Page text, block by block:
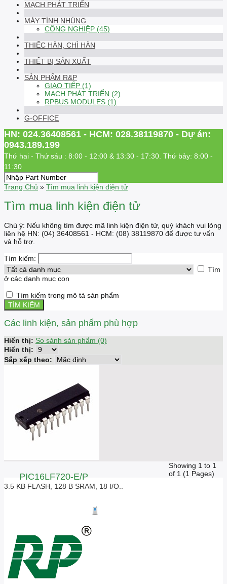
MẠCH PHÁT TRIỂN
MÁY TÍNH NHÚNG
CÔNG NGHIỆP (45)
THIẾC HÀN, CHÌ HÀN
THIẾT BỊ SẢN XUẤT
SẢN PHẨM R&P
GIAO TIẾP (1)
MẠCH PHÁT TRIỂN (2)
RPBUS MODULES (1)
G-OFFICE
HN: 024.36408561 - HCM: 028.38119870 - Dự án:
0943.189.199
Thứ hai - Thứ sáu : 8:00 - 12:00 & 13:30 - 17:30. Thứ bảy: 8:00 -
11:30
Trang Chủ » Tìm mua linh kiện điện tử
Tìm mua linh kiện điện tử
Chú ý: Nếu không tìm được mã linh kiện điện tử, quý khách vui lòng
liên hệ HN: (04) 36408561 - HCM: (08) 38119870 để được tư vấn
và hỗ trợ.
Tìm kiếm:
Tìm
ở các danh mục con
Tìm kiếm trong mô tả sản phẩm
Các linh kiện, sản phẩm phù hợp
Hiển thị: So sánh sản phẩm (0)
Hiển thị:
Sắp xếp theo:
PIC16LF720-E/P
3.5 KB FLASH, 128 B SRAM, 18 I/O..
Showing 1 to 1
of 1 (1 Pages)